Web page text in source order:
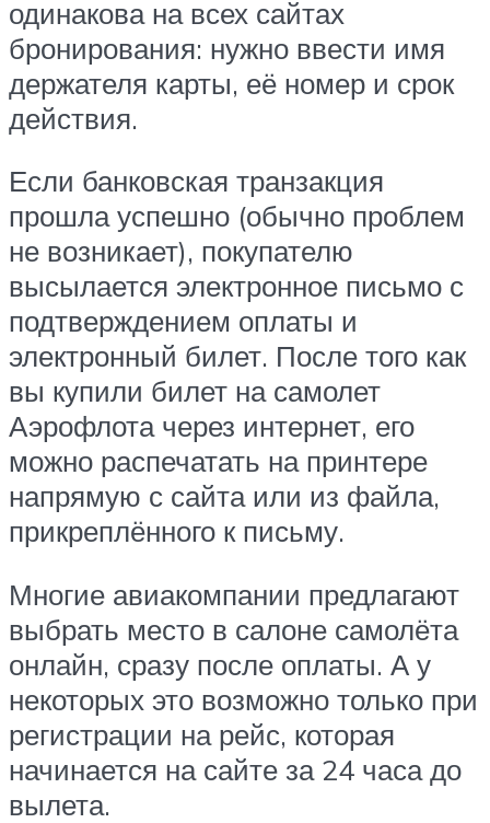
одинакова на всех сайтах
бронирования: нужно ввести имя
держателя карты, её номер и срок
действия.
Если банковская транзакция
прошла успешно (обычно проблем
не возникает), покупателю
высылается электронное письмо с
подтверждением оплаты и
электронный билет. После того как
вы купили билет на самолет
Аэрофлота через интернет, его
можно распечатать на принтере
напрямую с сайта или из файла,
прикреплённого к письму.
Многие авиакомпании предлагают
выбрать место в салоне самолёта
онлайн, сразу после оплаты. А у
некоторых это возможно только при
регистрации на рейс, которая
начинается на сайте за 24 часа до
вылета.